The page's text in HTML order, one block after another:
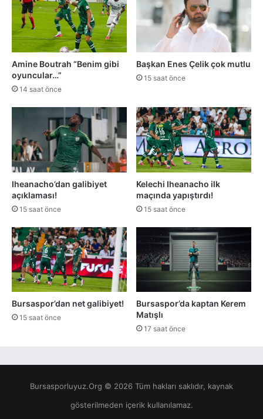
Amine Boutrah “Benim gibi
oyuncular…”
14 saat önce
Başkan Enes Çelik çok mutlu
15 saat önce
Iheanacho’dan galibiyet
açıklaması!
15 saat önce
Kelechi Iheanacho ilk
maçında yapıştırdı!
15 saat önce
Bursaspor’dan net galibiyet!
15 saat önce
Bursaspor’da kaptan Kerem
Matışlı
17 saat önce
Bursasporluyuz.Org © 2026 Tüm hakları saklıdır, kaynak
gösterilmeden içerik kullanılamaz.